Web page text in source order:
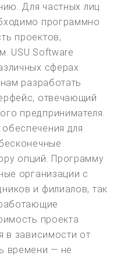
Для частных лиц
программно
проектов,
USU Software
сферах
разработать
отвечающий
предпринимателя.
для
опций. Программу
организации с
и филиалов, так
проекта
в зависимости от
времени — не